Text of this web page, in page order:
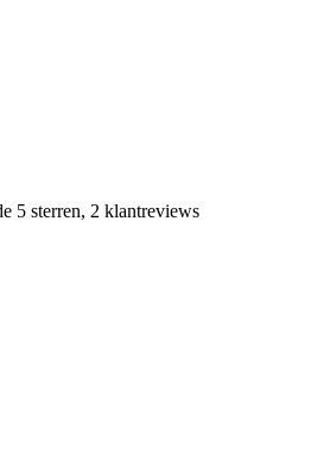
5 sterren, 2 klantreviews